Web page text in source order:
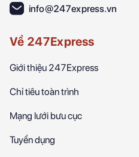
info@247express.vn
Về 247Express
Giới thiệu 247Express
Chỉ tiêu toàn trình
Mạng lưới bưu cục
Tuyển dụng